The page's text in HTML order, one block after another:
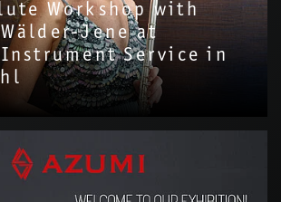
Workshop with
Jene at
Service in